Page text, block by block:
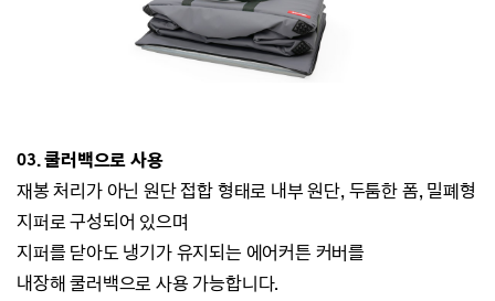
03. 쿨러백으로 사용
재봉 처리가 아닌 원단 접합 형태로 내부 원단, 두툼한 폼, 밀폐형
지퍼로 구성되어 있으며
지퍼를 닫아도 냉기가 유지되는 에어커튼 커버를
내장해쿨러백으로 사용 가능합니다.